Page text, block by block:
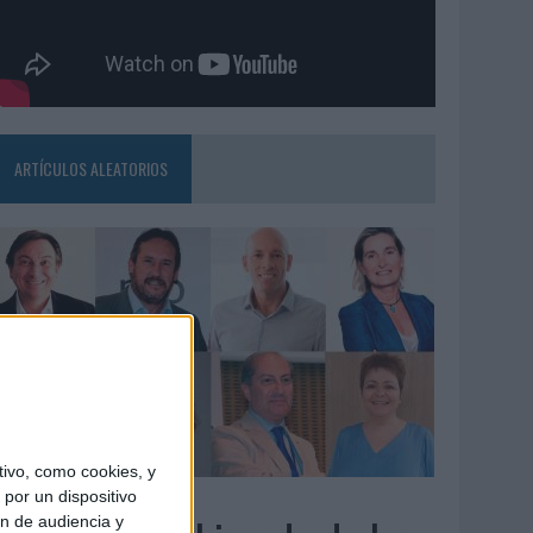
como cookies, y
un dispositivo
de audiencia y
ARTÍCULOS ALEATORIOS
08/2026